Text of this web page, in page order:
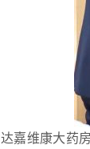
达嘉维康大药